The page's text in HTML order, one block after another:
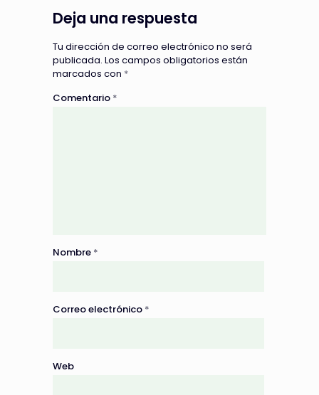
Deja una respuesta
Tu dirección de correo electrónico no será
publicada. Los campos obligatorios están
marcados con *
Comentario *
Nombre *
Correo electrónico *
Web